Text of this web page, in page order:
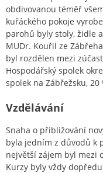
obdivovanou téměř
kuřáckého pokoje
parohů byly stoly, židle
MUDr. Kouřil ze
byl rozdělen mezi
Hospodářský spolek
spolek na Zábřežsku,
Vzdělávání
Snaha o přibližování
byla jedním z důvodů k
největší zájem byl mezi
Kurzy byly vždy